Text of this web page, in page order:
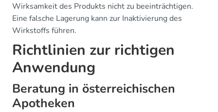
Wirksamkeit des Produkts nicht zu beeinträchtigen.
Eine falsche Lagerung kann zur Inaktivierung des
Wirkstoffs führen.
Richtlinien zur richtigen
Anwendung
Beratung in österreichischen
Apotheken